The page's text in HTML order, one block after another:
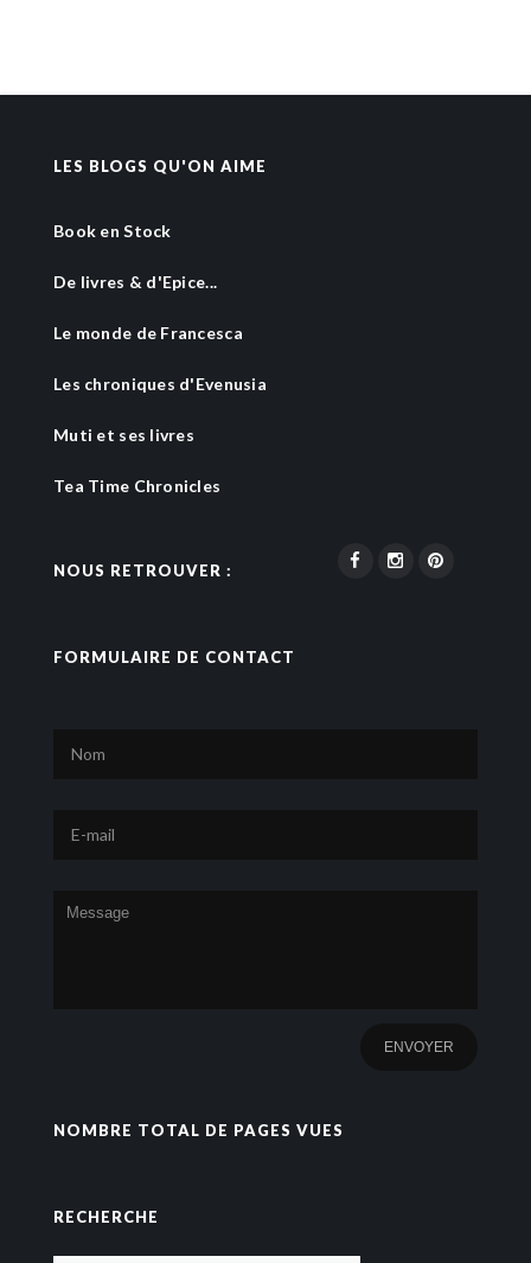
LES BLOGS QU'ON AIME
Book en Stock
De livres & d'Epice...
Le monde de Francesca
Les chroniques d'Evenusia
Muti et ses livres
Tea Time Chronicles
NOUS RETROUVER :
FORMULAIRE DE CONTACT
NOMBRE TOTAL DE PAGES VUES
RECHERCHE